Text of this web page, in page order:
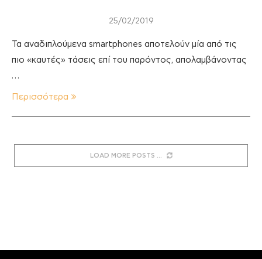
25/02/2019
Τα αναδιπλούμενα smartphones αποτελούν μία από τις
πιο «καυτές» τάσεις επί του παρόντος, απολαμβάνοντας
…
Περισσότερα
LOAD MORE POSTS